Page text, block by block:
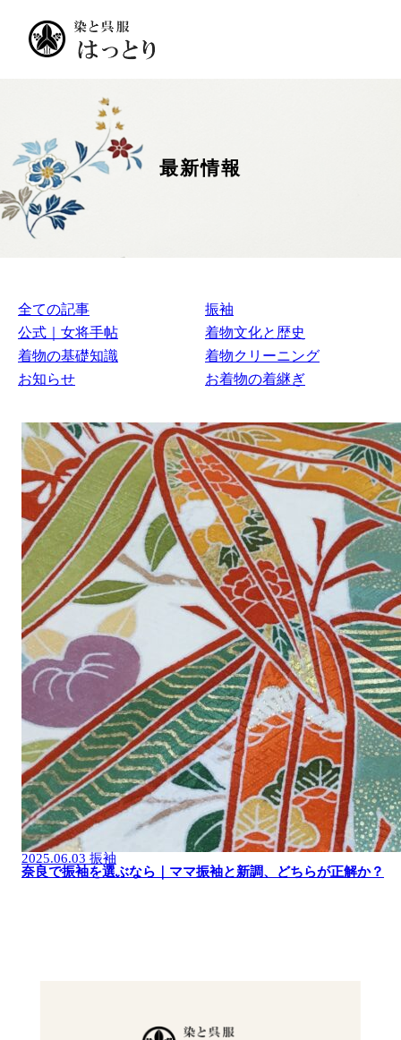
最新情報
全ての記事
振袖
公式｜女将手帖
着物文化と歴史
着物の基礎知識
着物クリーニング
お知らせ
お着物の着継ぎ
2025.06.03 振袖
奈良で振袖を選ぶなら｜ママ振袖と新調、どちらが正解か？